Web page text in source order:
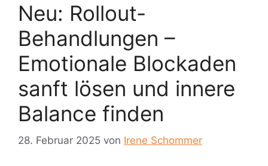
Neu: Rollout-
Behandlungen –
Emotionale Blockaden
sanft lösen und innere
Balance finden
28. Februar 2025 von Irene Schommer